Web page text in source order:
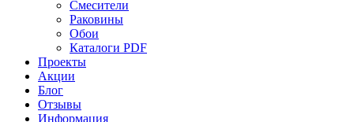
Смесители
Раковины
Обои
Каталоги PDF
Проекты
Акции
Блог
Отзывы
Информация